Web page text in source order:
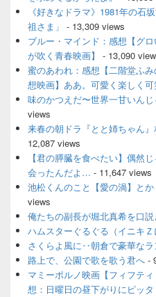
《好きなドラマ》1981年の石
祖さま」 - 13,309 views
ブルー・マインド：感想【グ
が吹く青春映画】
- 13,090
蜜のあわれ：感想【二階堂ふ
想映画】ああ。可愛く楽しく可
味のかつえだ〜世界一甘いん
views
来春の朝ドラ『とと姉ちゃん
12,087 views
【君の膵臓を食べたい】偶然
会ったんだよ… - 11,647 views
池松くんのこと【愛の渦】と
views
俺たちの副長が堀北真希を口説
ハムスターぐるぐる（イニキＺ
さくらよ風に‥朝倉で豪華なラ
路上で、公園で歌を歌う君へ -
マミーポルノ映画【フィフテ
想：日曜日の昼下がりにピッタ